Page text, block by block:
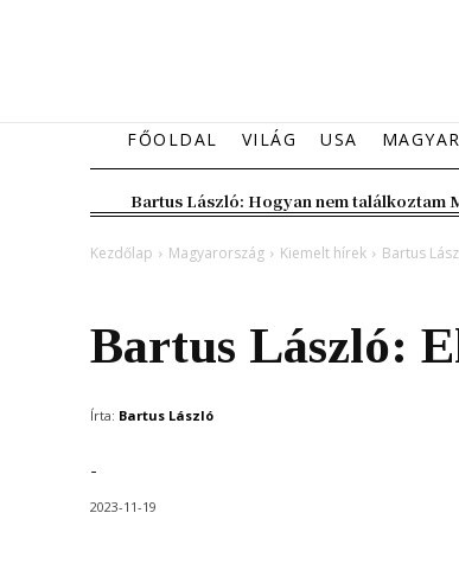
FŐOLDAL VILÁG USA
Bartus László: Hogyan nem találkoztam
Kezdőlap Magyarország Kiemelt hírek Bartus
Bartus László:
Írta: Bartus László
-
2023-11-19